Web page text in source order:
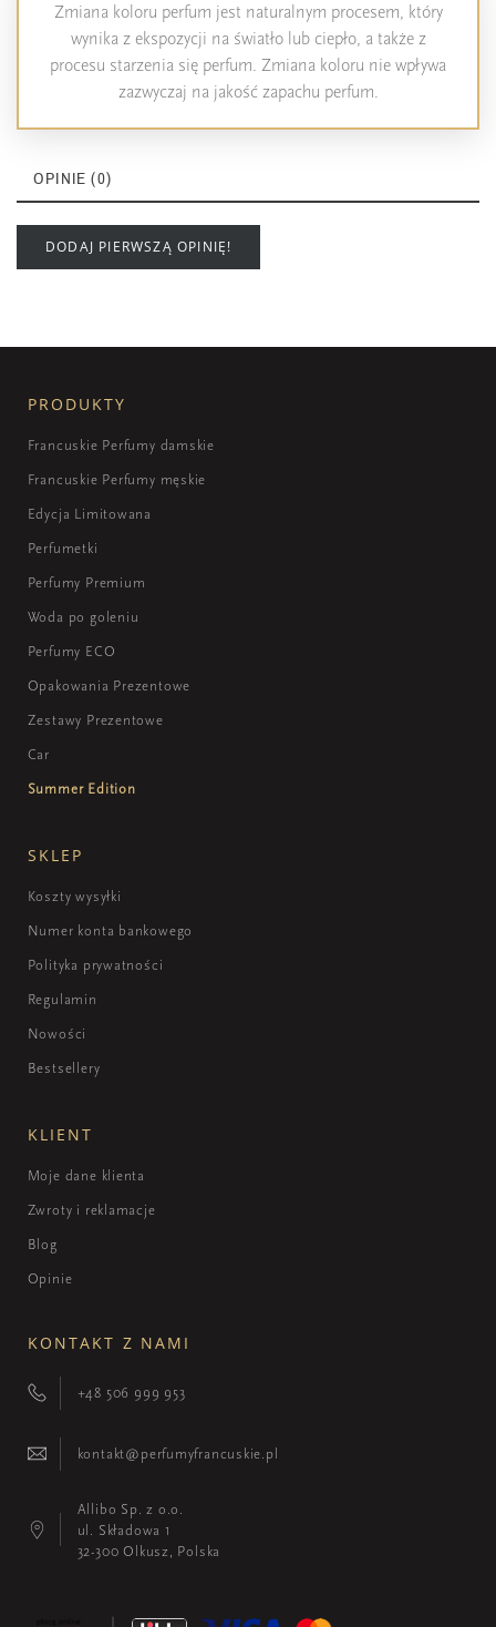
Zmiana koloru perfum jest naturalnym procesem, który
wynika z ekspozycji na światło lub ciepło, a także z
procesu starzenia się perfum. Zmiana koloru nie wpływa
zazwyczaj na jakość zapachu perfum.
OPINIE (0)
DODAJ PIERWSZĄ OPINIĘ!
PRODUKTY
Francuskie Perfumy damskie
Francuskie Perfumy męskie
Edycja Limitowana
Perfumetki
Perfumy Premium
Woda po goleniu
Perfumy ECO
Opakowania Prezentowe
Zestawy Prezentowe
Car
Summer Edition
SKLEP
Koszty wysyłki
Numer konta bankowego
Polityka prywatności
Regulamin
Nowości
Bestsellery
KLIENT
Moje dane klienta
Zwroty i reklamacje
Blog
Opinie
KONTAKT Z NAMI
+48 506 999 953
kontakt@perfumyfrancuskie.pl
Allibo Sp. z o.o.
ul. Składowa 1
32-300 Olkusz, Polska